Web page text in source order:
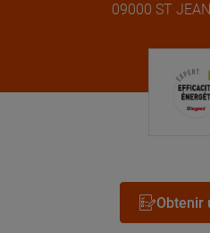
09000 ST
Obtenir